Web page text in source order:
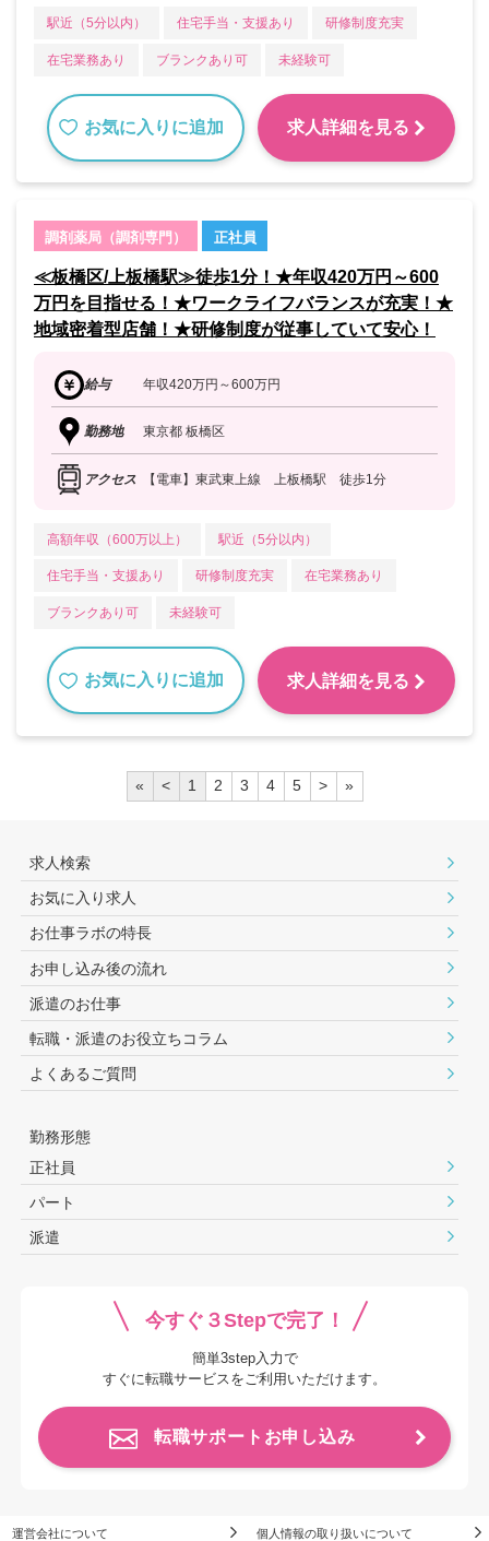
駅近（5分以内） 住宅手当・支援あり 研修制度充実
在宅業務あり ブランクあり可 未経験可
お気に入りに追加 求人詳細を見る
調剤薬局（調剤専門） 正社員
≪板橋区/上板橋駅≫徒歩1分！★年収420万円～600
万円を目指せる！★ワークライフバランスが充実！★
地域密着型店舗！★研修制度が従事していて安心！
給与 年収420万円～600万円
勤務地 東京都 板橋区
アクセス 【電車】東武東上線 上板橋駅 徒歩1分
高額年収（600万以上） 駅近（5分以内）
住宅手当・支援あり 研修制度充実 在宅業務あり
ブランクあり可 未経験可
お気に入りに追加 求人詳細を見る
« < 1 2 3 4 5 > »
求人検索
お気に入り求人
お仕事ラボの特長
お申し込み後の流れ
派遣のお仕事
転職・派遣のお役⽴ちコラム
よくあるご質問
勤務形態
正社員
パート
派遣
今すぐ３Stepで完了！
簡単3step入力で
すぐに転職サービスをご利用いただけます。
転職サポートお申し込み
運営会社について 個人情報の取り扱いについて